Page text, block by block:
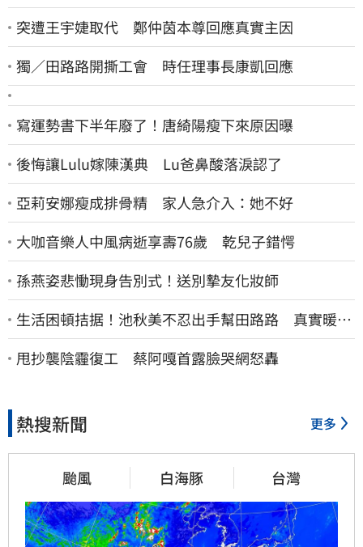
突遭王宇婕取代 鄭仲茵本尊回應真實主因
獨／田路路開撕工會 時任理事長康凱回應
寫運勢書下半年廢了！唐綺陽瘦下來原因曝
後悔讓Lulu嫁陳漢典 Lu爸鼻酸落淚認了
亞莉安娜瘦成排骨精 家人急介入：她不好
大咖音樂人中風病逝享壽76歲 乾兒子錯愕
孫燕姿悲慟現身告別式！送別摯友化妝師
生活困頓拮据！池秋美不忍出手幫田路路 真實暖舉
曝光
甩抄襲陰霾復工 蔡阿嘎首露臉哭網怒轟
熱搜新聞 更多
颱風 白海豚 台灣